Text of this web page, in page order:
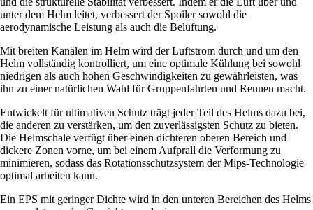
unter dem Helm leitet, verbessert der Spoiler sowohl die
aerodynamische Leistung als auch die Belüftung.
Mit breiten Kanälen im Helm wird der Luftstrom durch und um den
Helm vollständig kontrolliert, um eine optimale Kühlung bei sowohl
niedrigen als auch hohen Geschwindigkeiten zu gewährleisten, was
ihn zu einer natürlichen Wahl für Gruppenfahrten und Rennen macht.
Entwickelt für ultimativen Schutz trägt jeder Teil des Helms dazu bei,
die anderen zu verstärken, um den zuverlässigsten Schutz zu bieten.
Die Helmschale verfügt über einen dichteren oberen Bereich und
dickere Zonen vorne, um bei einem Aufprall die Verformung zu
minimieren, sodass das Rotationsschutzsystem der Mips-Technologie
optimal arbeiten kann.
Ein EPS mit geringer Dichte wird in den unteren Bereichen des Helms